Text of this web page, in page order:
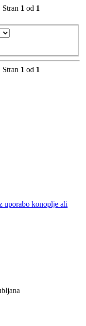
Stran 1 od 1
Stran 1 od 1
uporabo konoplje ali